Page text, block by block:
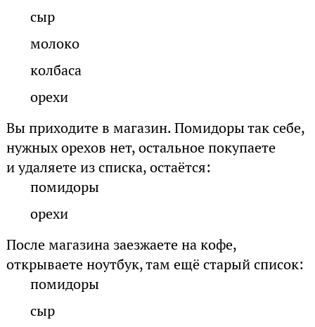
сыр
молоко
колбаса
орехи
Вы приходите в магазин. Помидоры так себе,
нужных орехов нет, остальное покупаете
и удаляете из списка, остаётся:
помидоры
орехи
После магазина заезжаете на кофе,
открываете ноутбук, там ещё старый список:
помидоры
сыр